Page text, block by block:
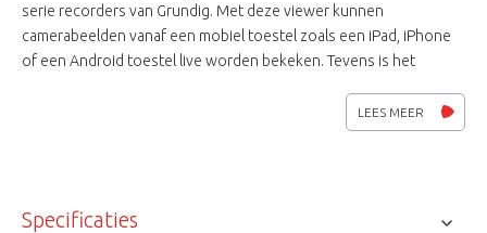
serie recorders van Grundig. Met deze viewer kunnen
camerabeelden vanaf een mobiel toestel zoals een iPad, iPhone
of een Android toestel live worden bekeken. Tevens is het
opgenomen beelden terug te kijken. Downloaden via App Store
LEES MEER
Specificaties